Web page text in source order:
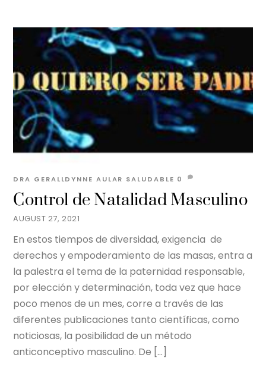
AUGUST 27, 2021
Control de Natalidad Masculino
DRA GERALLDYNNE AULAR SALUDABLE 0
En estos tiempos de diversidad, exigencia de
derechos y empoderamiento de las masas, entra a
la palestra el tema de la paternidad responsable,
por elección y determinación, toda vez que hace
poco menos de un mes, corre a través de las
diferentes publicaciones tanto científicas, como
noticiosas, la posibilidad de un método
anticonceptivo masculino. De […]